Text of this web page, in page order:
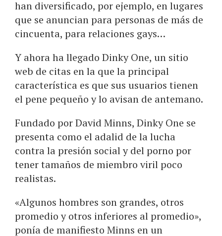
han diversificado, por ejemplo, en lugares
que se anuncian para personas de más de
cincuenta, para relaciones gays…
Y ahora ha llegado Dinky One, un sitio
web de citas en la que la principal
característica es que sus usuarios tienen
el pene pequeño y lo avisan de antemano.
Fundado por David Minns, Dinky One se
presenta como el adalid de la lucha
contra la presión social y del porno por
tener tamaños de miembro viril poco
realistas.
«Algunos hombres son grandes, otros
promedio y otros inferiores al promedio»,
ponía de manifiesto Minns en un